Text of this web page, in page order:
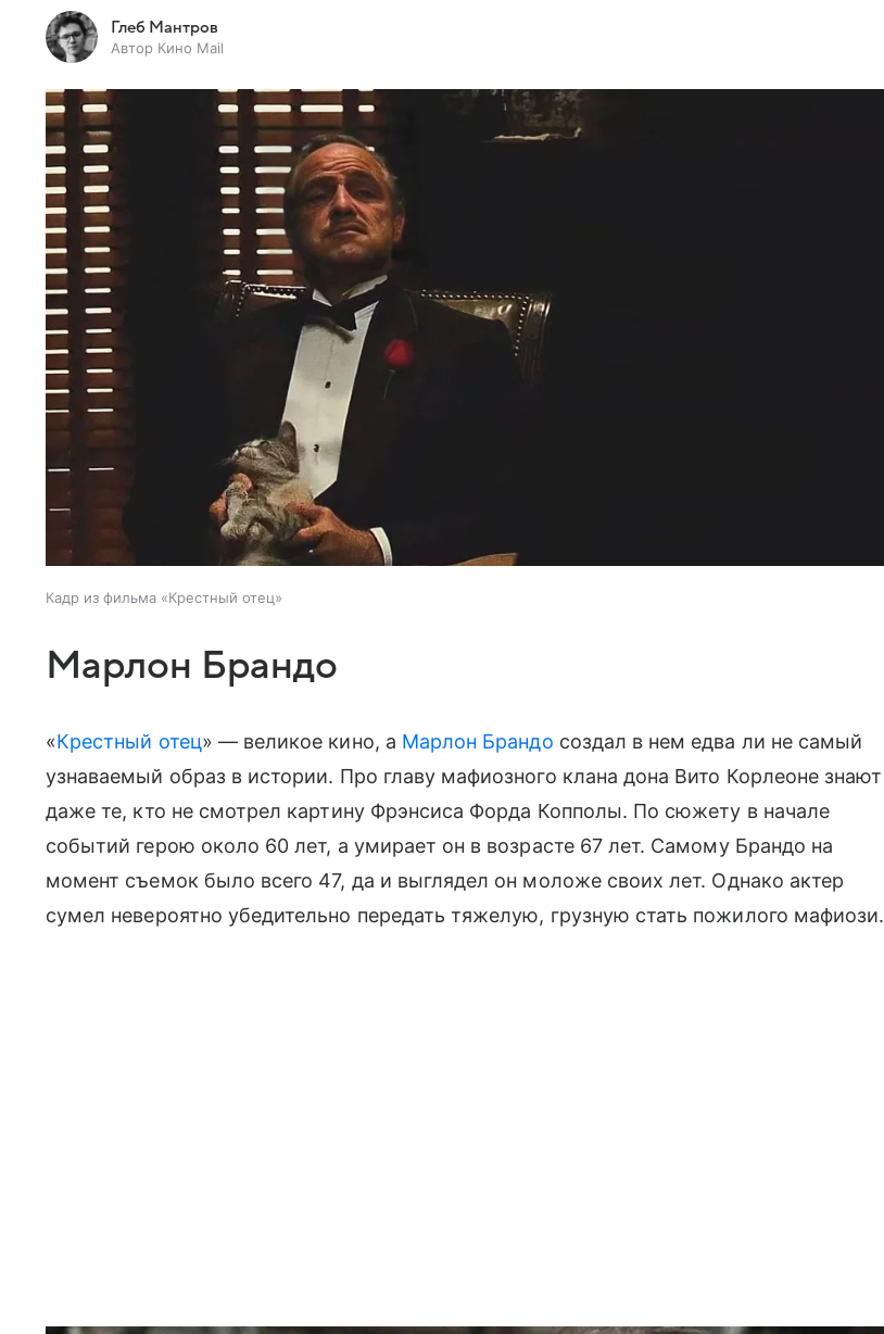
Глеб Мантров
Автор Кино Mail
Кадр из фильма «Крестный отец»
Марлон Брандо
«Крестный отец» — великое кино, а Марлон Брандо создал в нем едва ли не самый
узнаваемый образ в истории. Про главу мафиозного клана дона Вито Корлеоне знают
даже те, кто не смотрел картину Фрэнсиса Форда Копполы. По сюжету в начале
событий герою около 60 лет, а умирает он в возрасте 67 лет. Самому Брандо на
момент съемок было всего 47, да и выглядел он моложе своих лет. Однако актер
сумел невероятно убедительно передать тяжелую, грузную стать пожилого мафиози.